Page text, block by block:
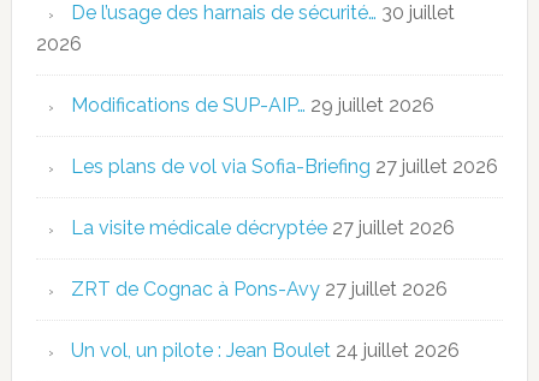
De l’usage des harnais de sécurité… 30 juillet
2026
Modifications de SUP-AIP… 29 juillet 2026
Les plans de vol via Sofia-Briefing 27 juillet 2026
La visite médicale décryptée 27 juillet 2026
ZRT de Cognac à Pons-Avy 27 juillet 2026
Un vol, un pilote : Jean Boulet 24 juillet 2026